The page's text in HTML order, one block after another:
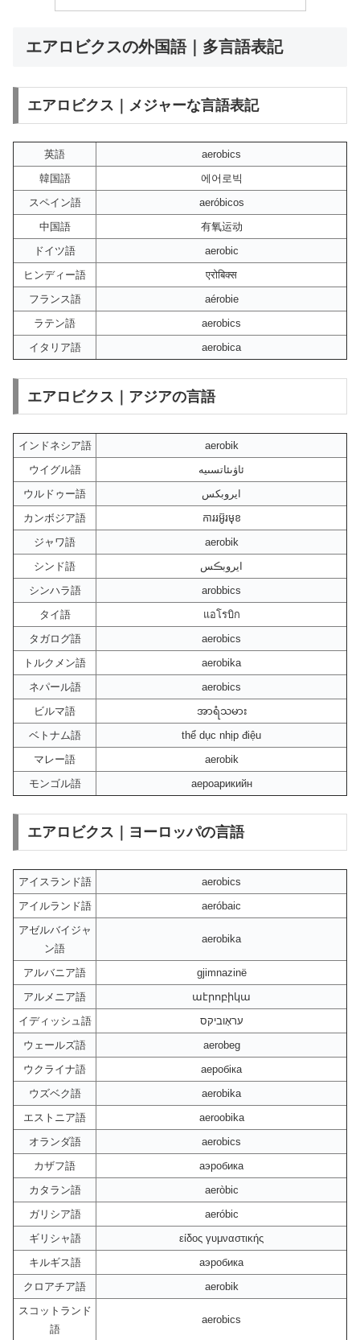
エアロビクスの外国語｜多言語表記
エアロビクス｜メジャーな言語表記
英語
aerobics
韓国語
에어로빅
スペイン語
aeróbicos
中国語
有氧运动
ドイツ語
aerobic
ヒンディー語
एरोबिक्स
フランス語
aérobie
ラテン語
aerobics
イタリア語
aerobica
エアロビクス｜アジアの言語
インドネシア語
aerobik
ウイグル語
ئاۋىئاتسىيە
ウルドゥー語
ایروبکس
カンボジア語
ការរអ៊ូរមុខ
ジャワ語
aerobik
シンド語
ايروبڪس
シンハラ語
arobbics
タイ語
แอโรบิก
タガログ語
aerobics
トルクメン語
aerobika
ネパール語
aerobics
ビルマ語
အာရံသမား
ベトナム語
thể dục nhịp điệu
マレー語
aerobik
モンゴル語
аероарикийн
エアロビクス｜ヨーロッパの言語
アイスランド語
aerobics
アイルランド語
aeróbaic
アゼルバイジャ
ン語
aerobika
アルバニア語
gjimnazinë
アルメニア語
աէրոբիկա
イディッシュ語
עראָוביקס
ウェールズ語
aerobeg
ウクライナ語
аеробіка
ウズベク語
aerobika
エストニア語
aeroobika
オランダ語
aerobics
カザフ語
аэробика
カタラン語
aeròbic
ガリシア語
aeróbic
ギリシャ語
είδος γυμναστικής
キルギス語
аэробика
クロアチア語
aerobik
スコットランド
語
aerobics